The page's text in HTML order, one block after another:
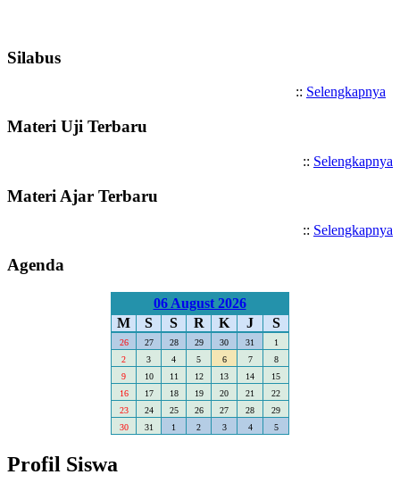
Silabus
:: Selengkapnya
Materi Uji Terbaru
:: Selengkapnya
Materi Ajar Terbaru
:: Selengkapnya
Agenda
06 August 2026
M
S S R K J S
26 27 28 29 30 31
1
2
3 4 5 6 7
8
9
10 11 12 13 14
15
16
17 18 19 20 21
22
23
24 25 26 27 28
29
30
31 1 2 3 4 5
Profil Siswa